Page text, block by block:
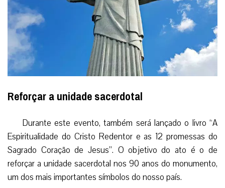
Reforçar a unidade sacerdotal
Durante este evento, também será lançado o livro “A
Espiritualidade do Cristo Redentor e as 12 promessas do
Sagrado Coração de Jesus”. O objetivo do ato é o de
reforçar a unidade sacerdotal nos 90 anos do monumento,
um dos mais importantes símbolos do nosso país.